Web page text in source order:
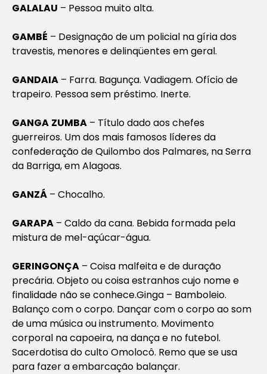
GALALAU – Pessoa muito alta.
GAMBÉ – Designação de um policial na gíria dos
travestis, menores e delinqüentes em geral.
GANDAIA – Farra. Bagunça. Vadiagem. Ofício de
trapeiro. Pessoa sem préstimo. Inerte.
GANGA ZUMBA – Título dado aos chefes
guerreiros. Um dos mais famosos líderes da
confederação de Quilombo dos Palmares, na Serra
da Barriga, em Alagoas.
GANZÁ – Chocalho.
GARAPA – Caldo da cana. Bebida formada pela
mistura de mel-açúcar-água.
GERINGONÇA – Coisa malfeita e de duração
precária. Objeto ou coisa estranhos cujo nome e
finalidade não seconhece.Ginga – Bamboleio.
Balanço com o corpo. Dançar com o corpo ao som
de uma música ou instrumento. Movimento
corporal na capoeira, na dança e no futebol.
Sacerdotisa do culto Omolocô. Remo que se usa
para fazer a embarcação balançar.